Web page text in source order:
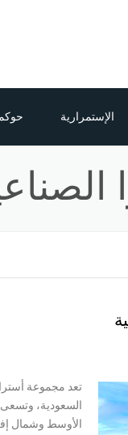
الإستمرارية
تعد مجموعة أسترا
السعودية،
الأوسط وشمال